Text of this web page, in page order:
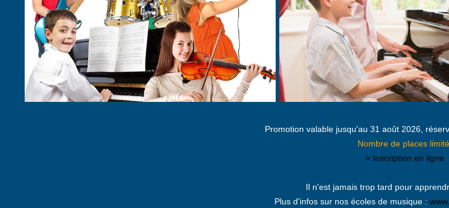
Promotion valable jusqu'au 31 août 2026,
Nombre de places limité.
> Inscription en ligne
Il n'est jamais trop tard pour
Plus d'infos sur nos écoles de musique :